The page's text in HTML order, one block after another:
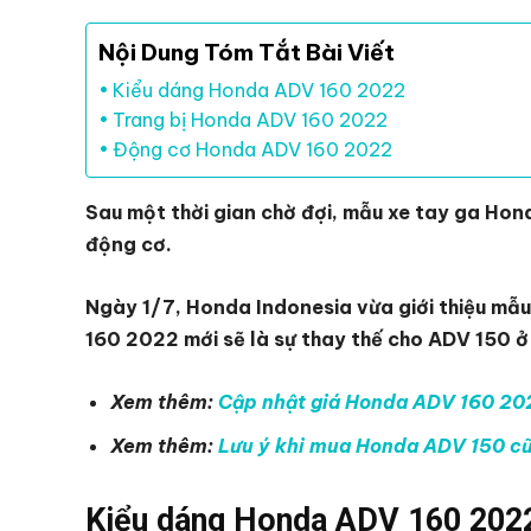
Nội Dung Tóm Tắt Bài Viết
Kiểu dáng Honda ADV 160 2022
Trang bị Honda ADV 160 2022
Động cơ Honda ADV 160 2022
Sau một thời gian chờ đợi, mẫu xe tay ga
động cơ.
Ngày 1/7, Honda Indonesia vừa giới thiệu
160 2022 mới sẽ là sự thay thế cho ADV 150
Xem thêm: Cập nhật giá Honda ADV 160
Xem thêm: Lưu ý khi mua Honda ADV 150
Kiểu dáng Honda ADV 160